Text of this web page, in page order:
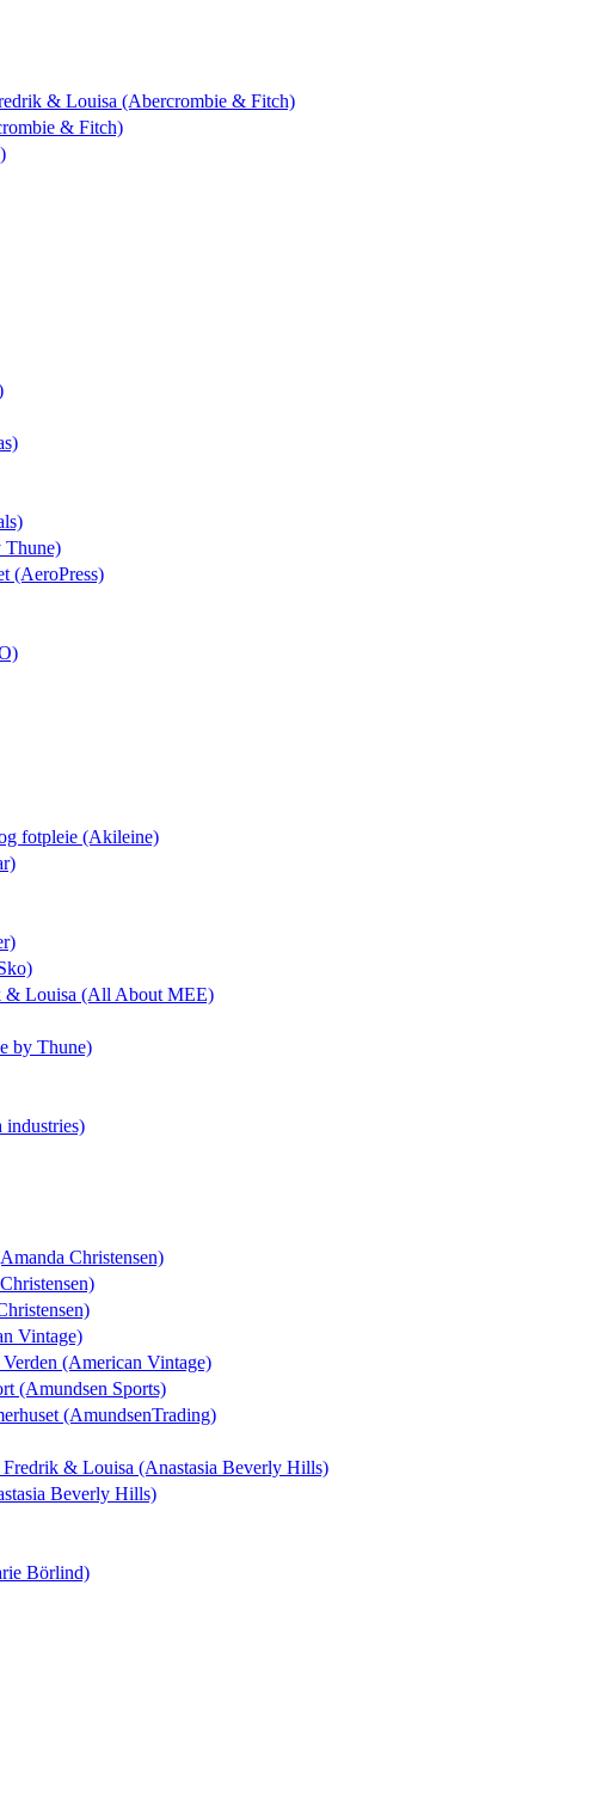
& Louisa (Abercrombie & Fitch)
& Fitch)
Thune)
(AeroPress)
fotpleie (Akileine)
& Louisa (All About MEE)
by Thune)
Christensen)
Vintage)
(American Vintage)
(Amundsen Sports)
(AmundsenTrading)
& Louisa (Anastasia Beverly Hills)
Beverly Hills)
Börlind)